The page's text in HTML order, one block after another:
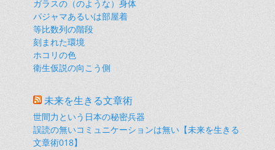
ガラスの（のような）身体
パジャマあるいは部屋着
等比数列の階段
刻まれた環境
ホコリの色
衛生仮説の向こう側
未来を生きる文章術
世間力という日本の秘密兵器
誤読の無いコミュニケーションは無い【未来を生きる
文章術018】